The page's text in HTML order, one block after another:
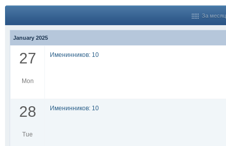
За месяц
January 2025
27
Mon
Именинников: 10
28
Tue
Именинников: 10